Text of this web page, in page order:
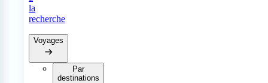
la
recherche
Voyages
Par
destinations